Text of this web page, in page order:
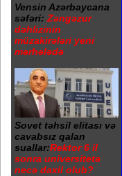
Vensin Azərbaycana
səfəri: Zəngəzur
dəhlizinin
müzakirələri yeni
mərhələdə
Sovet təhsil elitası və
cavabsız qalan
suallar:Rektor 6 il
sonra universitetə
necə daxil olub?